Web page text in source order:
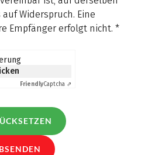
Widerspruch. Eine
Empfänger erfolgt nicht. *
FriendlyCaptcha ⇗